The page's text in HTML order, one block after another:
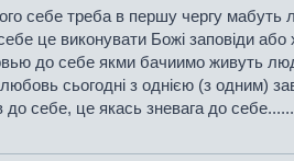
себе треба в першу чергу мабуть
це виконувати Божі заповіди або
до себе якми бачиимо живуть
сьогодні з однією (з одним)
себе, це якась зневага до себе......